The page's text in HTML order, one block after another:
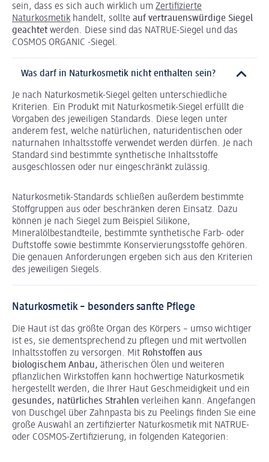
sein, dass es sich auch wirklich um Zertifizierte
Naturkosmetikhandelt, sollte auf vertrauenswürdige Siegel
geachtet werden. Diese sind das NATRUE-Siegel und das
COSMOS ORGANIC -Siegel.
Was darf in Naturkosmetik nicht enthalten sein?
Je nach Naturkosmetik-Siegel gelten unterschiedliche
Kriterien. Ein Produkt mit Naturkosmetik-Siegel erfüllt die
Vorgaben des jeweiligen Standards. Diese legen unter
anderem fest, welche natürlichen, naturidentischen oder
naturnahen Inhaltsstoffe verwendet werden dürfen. Je nach
Standard sind bestimmte synthetische Inhaltsstoffe
ausgeschlossen oder nur eingeschränkt zulässig.
Naturkosmetik-Standards schließen außerdem bestimmte
Stoffgruppen aus oder beschränken deren Einsatz. Dazu
können je nach Siegel zum Beispiel Silikone,
Mineralölbestandteile, bestimmte synthetische Farb- oder
Duftstoffe sowie bestimmte Konservierungsstoffe gehören.
Die genauen Anforderungen ergeben sich aus den Kriterien
des jeweiligen Siegels.
Naturkosmetik – besonders sanfte Pflege
Die Haut ist das größte Organ des Körpers – umso wichtiger
ist es, sie dementsprechend zu pflegen und mit wertvollen
Inhaltsstoffen zu versorgen. Mit Rohstoffen aus
biologischem Anbau, ätherischen Ölen und weiteren
pflanzlichen Wirkstoffen kann hochwertige Naturkosmetik
hergestellt werden, die Ihrer Haut Geschmeidigkeit und ein
gesundes, natürliches Strahlen verleihen kann. Angefangen
von Duschgel über Zahnpasta bis zu Peelings finden Sie eine
große Auswahl an zertifizierter Naturkosmetik mit NATRUE-
oder COSMOS-Zertifizierung, in folgenden Kategorien: